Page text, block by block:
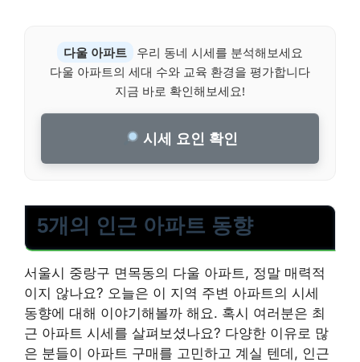
다울 아파트
우리 동네 시세를 분석해보세요
다울 아파트의 세대 수와 교육 환경을 평가합니다
지금 바로 확인해보세요!
시세 요인 확인
5개의 인근 아파트 동향
서울시 중랑구 면목동의 다울 아파트, 정말 매력적
이지 않나요? 오늘은 이 지역 주변 아파트의 시세
동향에 대해 이야기해볼까 해요. 혹시 여러분은 최
근 아파트 시세를 살펴보셨나요? 다양한 이유로 많
은 분들이 아파트 구매를 고민하고 계실 텐데, 인근